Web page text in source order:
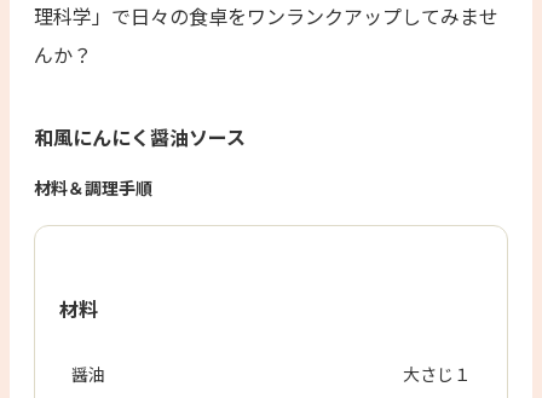
理科学」で日々の食卓をワンランクアップしてみませ
んか？
和風にんにく醤油ソース
材料＆調理手順
材料
醤油 大さじ１